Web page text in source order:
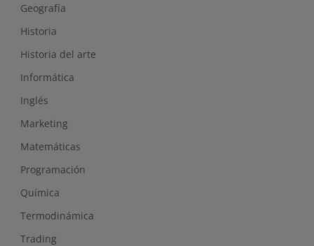
Geografía
Historia
Historia del arte
Informática
Inglés
Marketing
Matemáticas
Programación
Química
Termodinámica
Trading